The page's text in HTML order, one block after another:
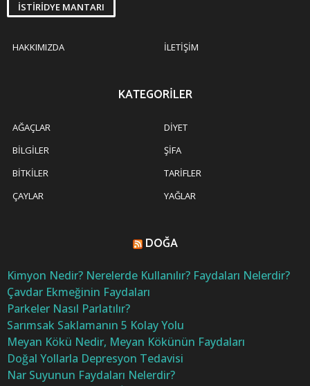
İSTIRIDYE MANTARI
HAKKIMIZDA İLETIŞIM
KATEGORILER
AĞAÇLAR
BILGILER
BITKILER
ÇAYLAR
DIYET
ŞIFA
TARIFLER
YAĞLAR
DOĞA
Kimyon Nedir? Nerelerde Kullanılır? Faydaları Nelerdir?
Çavdar Ekmeğinin Faydaları
Parkeler Nasıl Parlatılır?
Sarımsak Saklamanın 5 Kolay Yolu
Meyan Kökü Nedir, Meyan Kökünün Faydaları
Doğal Yollarla Depresyon Tedavisi
Nar Suyunun Faydaları Nelerdir?